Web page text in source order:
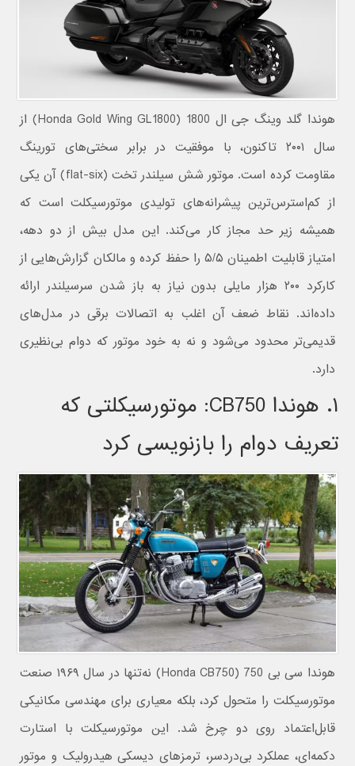
هوندا گلد وینگ جی ال 1800 (Honda Gold Wing GL1800) از
سال ۲۰۰۱ تاکنون، با موفقیت در برابر سختی‌های تورینگ
مقاومت کرده است. موتور شش سیلندر تخت (flat-six) آن یکی
از کم‌استرس‌ترین پیشرانه‌های تولیدی موتورسیکلت است که
همیشه زیر حد مجاز کار می‌کند. این مدل بیش از دو دهه،
امتیاز قابلیت اطمینان ۵/۵ را حفظ کرده و مالکان گزارش‌هایی از
کارکرد ۲۰۰ هزار مایلی بدون نیاز به باز شدن سرسیلندر ارائه
داده‌اند. نقاط ضعف آن اغلب به اتصالات برقی در مدل‌های
قدیمی‌تر محدود می‌شود و نه به خود موتور که دوام بی‌نظیری
دارد.
۱. هوندا CB750: موتورسیکلتی که
تعریف دوام را بازنویسی کرد
هوندا سی بی 750 (Honda CB750) نه‌تنها در سال ۱۹۶۹ صنعت
موتورسیکلت را متحول کرد، بلکه معیاری برای مهندسی مکانیکی
قابل‌اعتماد روی دو چرخ شد. این موتورسیکلت با استارت
دکمه‌ای، عملکرد بی‌دردسر، ترمزهای دیسکی هیدرولیک و موتور